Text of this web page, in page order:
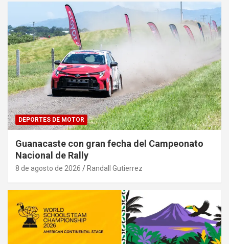
DEPORTES DE MOTOR
Guanacaste con gran fecha del Campeonato
Nacional de Rally
8 de agosto de 2026 Randall Gutierrez